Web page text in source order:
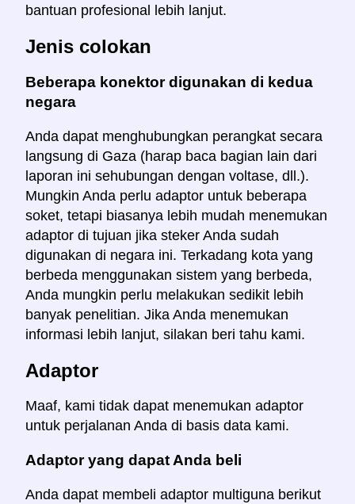
bantuan profesional lebih lanjut.
Jenis colokan
Beberapa konektor digunakan di kedua
negara
Anda dapat menghubungkan perangkat secara
langsung di Gaza (harap baca bagian lain dari
laporan ini sehubungan dengan voltase, dll.).
Mungkin Anda perlu adaptor untuk beberapa
soket, tetapi biasanya lebih mudah menemukan
adaptor di tujuan jika steker Anda sudah
digunakan di negara ini. Terkadang kota yang
berbeda menggunakan sistem yang berbeda,
Anda mungkin perlu melakukan sedikit lebih
banyak penelitian. Jika Anda menemukan
informasi lebih lanjut, silakan beri tahu kami.
Adaptor
Maaf, kami tidak dapat menemukan adaptor
untuk perjalanan Anda di basis data kami.
Adaptor yang dapat Anda beli
Anda dapat membeli adaptor multiguna berikut